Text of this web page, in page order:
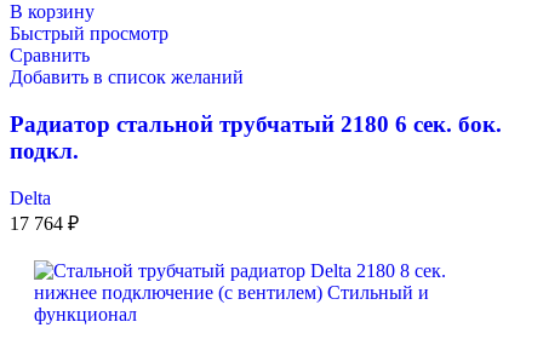
В корзину
Быстрый просмотр
Сравнить
Добавить в список желаний
Радиатор стальной трубчатый 2180 6 сек. бок.
подкл.
Delta
17 764 ₽